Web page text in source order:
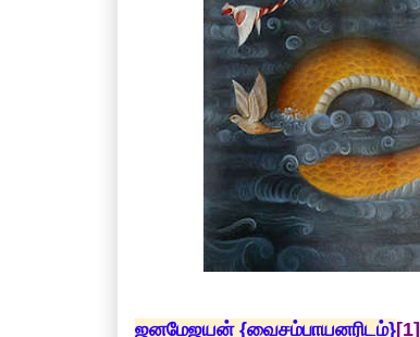
ஜனமேஜயன் {வைசம்பாயனரிடம்}[1]